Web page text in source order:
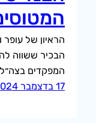
הראיון של עופר
הבכיר ששווה
המפקדים בצה״ל
17 בדצמבר 2024